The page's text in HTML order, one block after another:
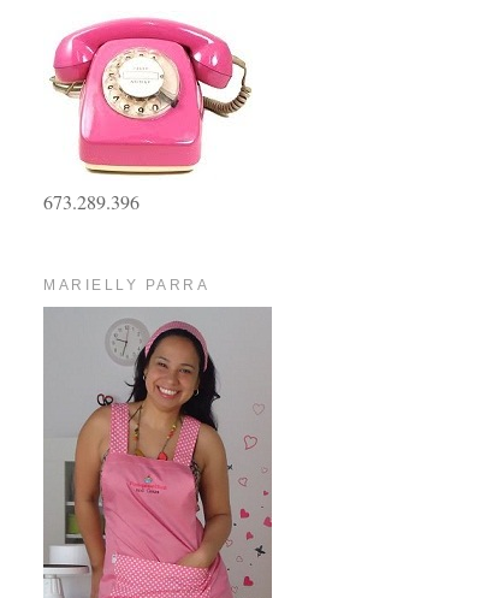
673.289.396
MARIELLY PARRA